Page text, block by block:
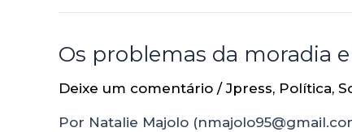
Os problemas da moradia
Deixe um comentário /Jpress, Política,
Por Natalie Majolo